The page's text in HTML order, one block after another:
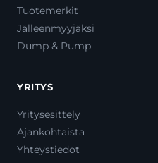
Tuotemerkit
Jälleenmyyjäksi
Dump & Pump
YRITYS
Yritysesittely
Ajankohtaista
Yhteystiedot